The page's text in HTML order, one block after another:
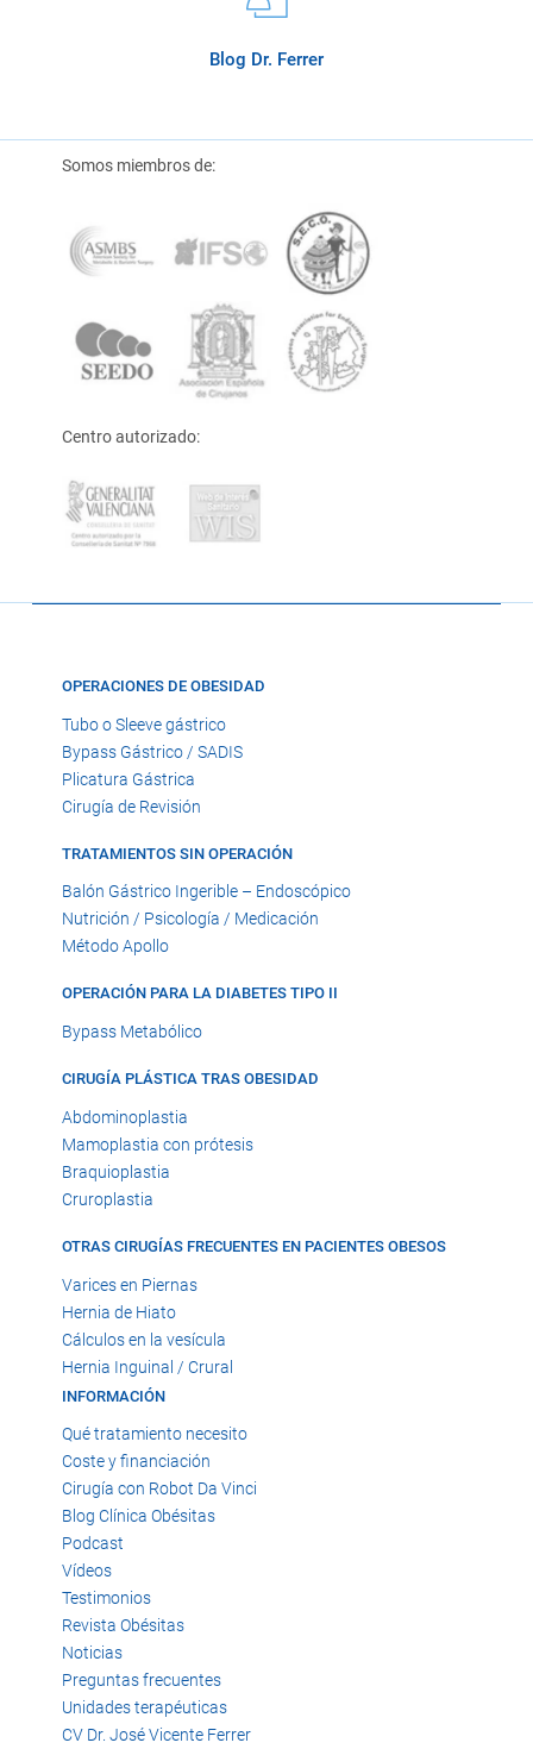
Blog Dr. Ferrer
Somos miembros de:
Centro autorizado:
OPERACIONES DE OBESIDAD
Tubo o Sleeve gástrico
Bypass Gástrico / SADIS
Plicatura Gástrica
Cirugía de Revisión
TRATAMIENTOS SIN OPERACIÓN
Balón Gástrico Ingerible – Endoscópico
Nutrición / Psicología / Medicación
Método Apollo
OPERACIÓN PARA LA DIABETES TIPO II
Bypass Metabólico
CIRUGÍA PLÁSTICA TRAS OBESIDAD
Abdominoplastia
Mamoplastia con prótesis
Braquioplastia
Cruroplastia
OTRAS CIRUGÍAS FRECUENTES EN PACIENTES OBESOS
Varices en Piernas
Hernia de Hiato
Cálculos en la vesícula
Hernia Inguinal / Crural
INFORMACIÓN
Qué tratamiento necesito
Coste y financiación
Cirugía con Robot Da Vinci
Blog Clínica Obésitas
Podcast
Vídeos
Testimonios
Revista Obésitas
Noticias
Preguntas frecuentes
Unidades terapéuticas
CV Dr. José Vicente Ferrer